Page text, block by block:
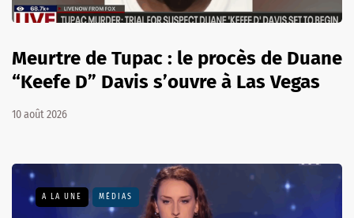
Meurtre de Tupac : le procès de Duane
“Keefe D” Davis s’ouvre à Las Vegas
10 août 2026
A LA UNE MÉDIAS